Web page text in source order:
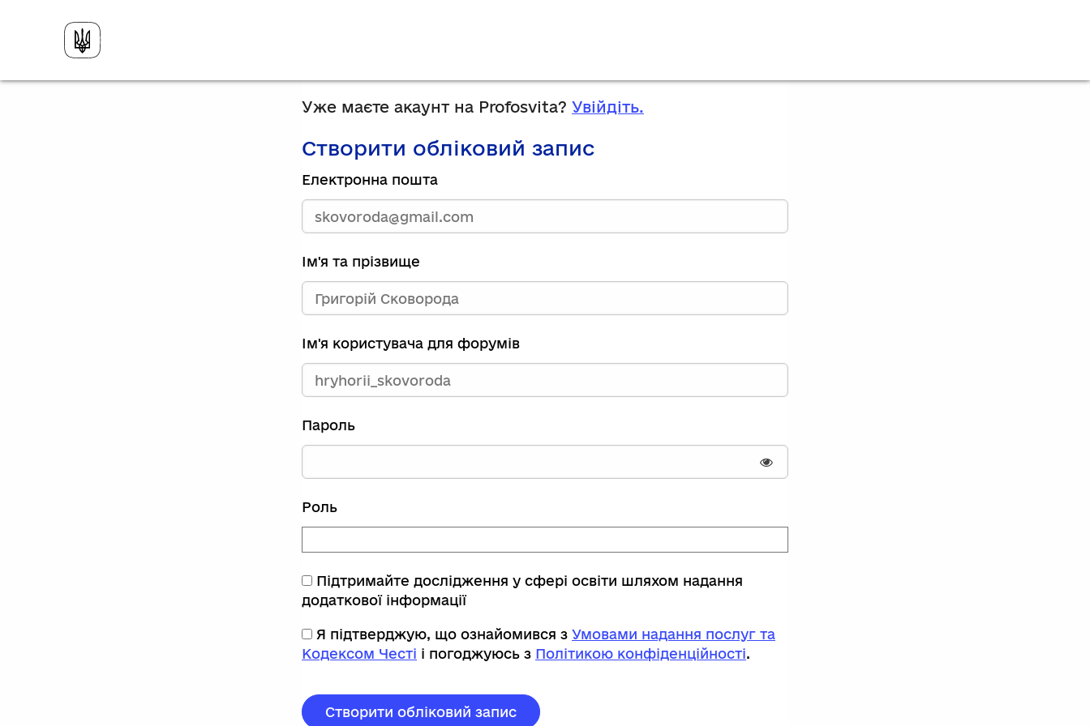
Уже маєте акаунт на Profosvita? Увійдіть.
Створити обліковий запис
Електронна пошта
Ім'я та прізвище
Ім'я користувача для форумів
Пароль
Показати пароль
Роль
Підтримайте дослідження у сфері освіти шляхом надання
додаткової інформації
Я підтверджую, що ознайомився з Умовами надання послуг та
Кодексом Честі і погоджуюсь з Політикою конфіденційності.
Створити обліковий запис